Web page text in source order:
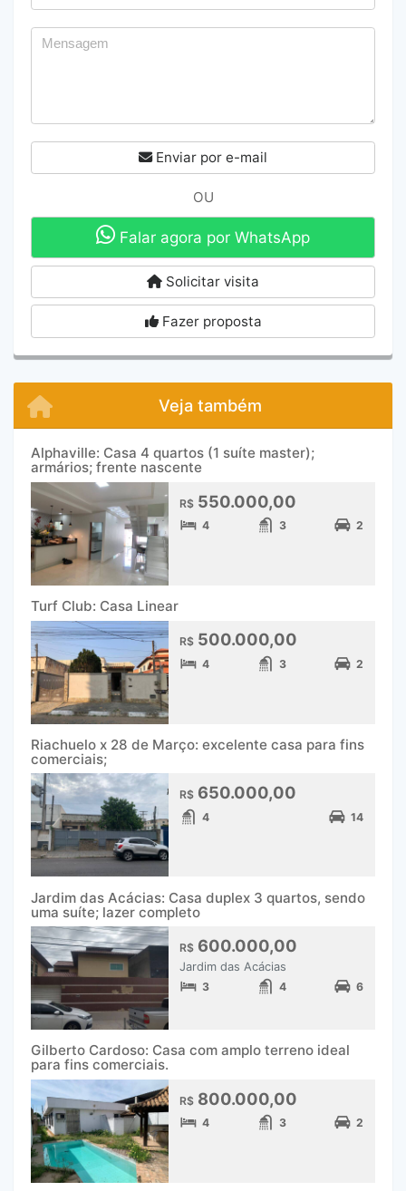
Enviar por e-mail
OU
Falar agora por WhatsApp
Solicitar visita
Fazer proposta
Veja também
Alphaville: Casa 4 quartos (1 suíte master);
armários; frente nascente
R$ 550.000,00
4 3 2
Turf Club: Casa Linear
R$ 500.000,00
4 3 2
Riachuelo x 28 de Março: excelente casa para fins
comerciais;
R$ 650.000,00
4 14
Jardim das Acácias: Casa duplex 3 quartos, sendo
uma suíte; lazer completo
R$ 600.000,00
Jardim das Acácias
3 4 6
Gilberto Cardoso: Casa com amplo terreno ideal
para fins comerciais.
R$ 800.000,00
4 3 2